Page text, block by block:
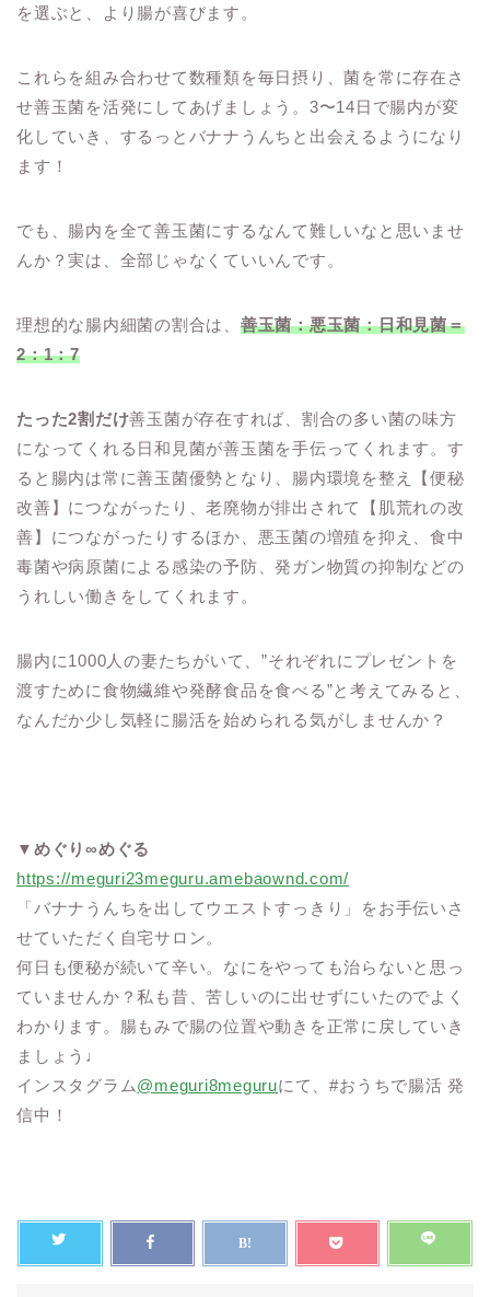
を選ぶと、より腸が喜びます。
これらを組み合わせて数種類を毎日摂り、菌を常に存在さ
せ善玉菌を活発にしてあげましょう。3〜14日で腸内が変
化していき、するっとバナナうんちと出会えるようになり
ます！
でも、腸内を全て善玉菌にするなんて難しいなと思いませ
んか？実は、全部じゃなくていいんです。
理想的な腸内細菌の割合は、 善玉菌：悪玉菌：日和見菌＝
2：1：7
たった2割だけ善玉菌が存在すれば、割合の多い菌の味方
になってくれる日和見菌が善玉菌を手伝ってくれます。す
ると腸内は常に善玉菌優勢となり、腸内環境を整え【便秘
改善】につながったり、老廃物が排出されて【肌荒れの改
善】につながったりするほか、悪玉菌の増殖を抑え、食中
毒菌や病原菌による感染の予防、発ガン物質の抑制などの
うれしい働きをしてくれます。
腸内に1000人の妻たちがいて、”それぞれにプレゼントを
渡すために食物繊維や発酵食品を食べる”と考えてみると、
なんだか少し気軽に腸活を始められる気がしませんか？
▼ めぐり∞めぐる
https://meguri23meguru.amebaownd.com/
「バナナうんちを出してウエストすっきり」をお手伝いさ
せていただく自宅サロン。
何日も便秘が続いて辛い。なにをやっても治らないと思っ
ていませんか？私も昔、苦しいのに出せずにいたのでよく
わかります。腸もみで腸の位置や動きを正常に戻していき
ましょう♩
インスタグラム@meguri8meguruにて、#おうちで腸活 発
信中！